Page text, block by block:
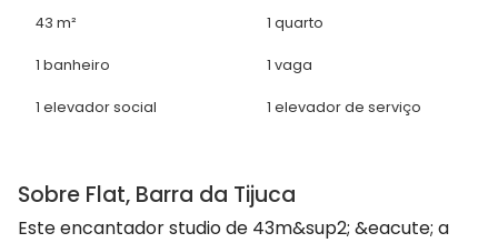
43 m² 1 quarto
1 banheiro 1 vaga
1 elevador social 1 elevador de serviço
Sobre Flat, Barra da Tijuca
Este encantador studio de 43m&sup2; &eacute; a